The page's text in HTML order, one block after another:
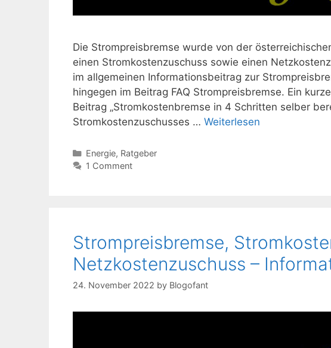
Die Strompreisbremse wurde von der
einen Stromkostenzuschuss sowie einen
im allgemeinen Informationsbeitrag zur
hingegen im Beitrag FAQ Strompreisbremse. Ein
Beitrag „Stromkostenbremse in 4 Schritten selber
Stromkostenzuschusses … Weiterlesen
Kategorien
Energie, Ratgeber
1 Comment
Strompreisbremse,
Netzkostenzuschuss –
24. November 2022 by Blogofant